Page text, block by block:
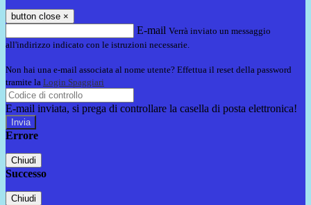
button close ×
E-mail Verrà inviato un messaggio
all'indirizzo indicato con le istruzioni necessarie.
Non hai una e-mail associata al nome utente? Effettua il reset della password
tramite la Login Spaggiari
E-mail inviata, si prega di controllare la casella di posta elettronica!
Errore
Chiudi
Successo
Chiudi